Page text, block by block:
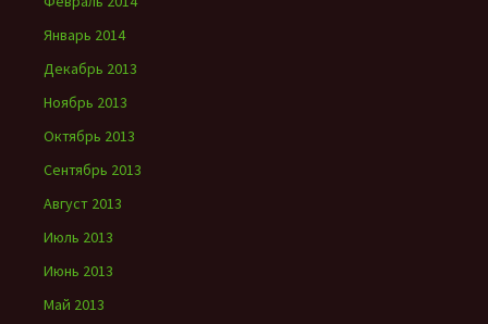
Январь 2014
Декабрь 2013
Ноябрь 2013
Октябрь 2013
Сентябрь 2013
Август 2013
Июль 2013
Июнь 2013
Май 2013